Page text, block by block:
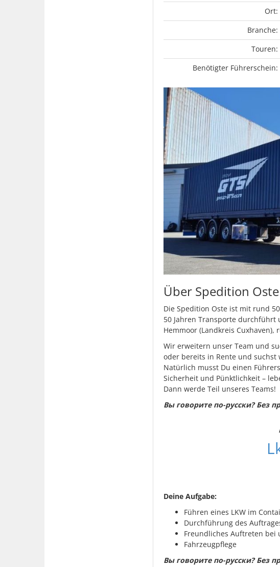
Ort:
Branche:
Touren:
Benötigter Führerschein:
Über Spedition
Die Spedition Oste ist mit rund
50 Jahren Transporte durchführt
Hemmoor (Landkreis
Wir erweitern unser Team und
oder bereits in Rente und
Natürlich musst Du einen
Sicherheit und Pünktlichkeit –
Dann werde Teil unseres Teams!
Вы говорите по-русски? Без
Deine Aufgabe:
Führen eines LKW im
Durchführung des
Freundliches Auftreten bei
Fahrzeugpflege
Вы говорите по-русски? Без